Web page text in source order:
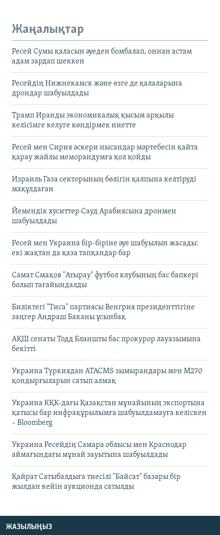
Жаңалықтар
Ресей Сумы қаласын әуеден бомбалап, оннан астам
адам зардап шеккен
Ресейдің Нижнекамск және өзге де қалаларына
дрондар шабуылдады
Трамп Иранды экономикалық қысым арқылы
келісімге келуге көндірмек ниетте
Ресей мен Сирия әскери нысандар мәртебесін қайта
қарау жайлы меморандумға қол қойды
Израиль Газа секторының бөлігін қалпына келтіруді
мақұлдаған
Йемендік хуситтер Сауд Арабиясына дронмен
шабуылдады
Ресей мен Украина бір-біріне әуе шабуылын жасады:
екі жақтан да қаза тапқандар бар
Самат Смақов "Атырау" футбол клубының бас бапкері
болып тағайындалды
Биліктегі "Тиса" партиясы Венгрия президенттігіне
заңгер Андраш Баканы ұсынбақ
АҚШ сенаты Тодд Бланшты бас прокурор лауазымына
бекітті
Украина Түркиядан ATACMS зымырандары мен M270
қондырғыларын сатып алмақ
Украина КҚК-дағы Қазақстан мұнайының экспортына
қатысы бар инфрақұрылымға шабуылдамауға келіскен
– Bloomberg
Украина Ресейдің Самара облысы мен Краснодар
аймағындағы мұнай зауытына шабуылдады
Қайрат Сатыбалдыға тиесілі "Байсат" базары бір
жылдан кейін аукционда сатылды
ЖАЗЫЛЫҢЫЗ